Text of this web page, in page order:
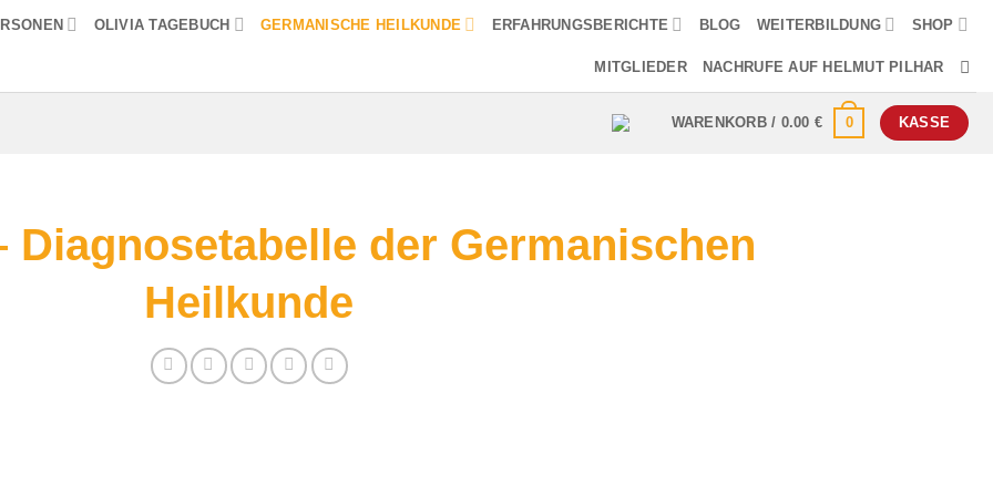
OLIVIA TAGEBUCH GERMANISCHE HEILKUNDE ERFAHRUNGSBERICHTE BLOG WEITERBILDUNG SHOP
MITGLIEDER NACHRUFE AUF HELMUT PILHAR
WARENKORB / 0.00 € 0 KASSE
Diagnosetabelle der Germanischen
Heilkunde